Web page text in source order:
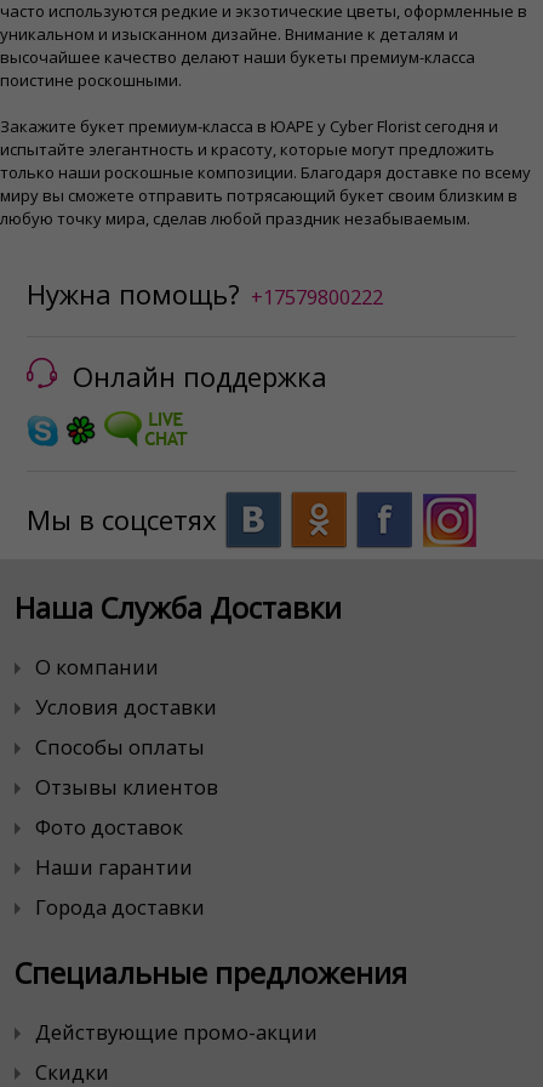
часто используются редкие и экзотические цветы, оформленные в
уникальном и изысканном дизайне. Внимание к деталям и
высочайшее качество делают наши букеты премиум-класса
поистине роскошными.
Закажите букет премиум-класса в ЮАРЕ у Cyber ​​Florist сегодня и
испытайте элегантность и красоту, которые могут предложить
только наши роскошные композиции. Благодаря доставке по всему
миру вы сможете отправить потрясающий букет своим близким в
любую точку мира, сделав любой праздник незабываемым.
Нужна помощь? +17579800222
Онлайн поддержка
Мы в соцсетях
Наша Служба Доставки
О компании
Условия доставки
Способы оплаты
Отзывы клиентов
Фото доставок
Наши гарантии
Города доставки
Специальные предложения
Действующие промо-акции
Скидки